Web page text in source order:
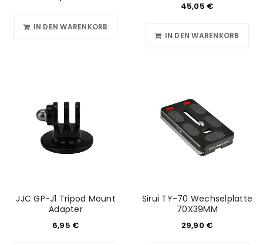
IN DEN WARENKORB
45,05 €
IN DEN WARENKORB
JJC GP-J1 Tripod Mount
Adapter
6,95 €
Sirui TY-70 Wechselplatte
70X39MM
29,90 €